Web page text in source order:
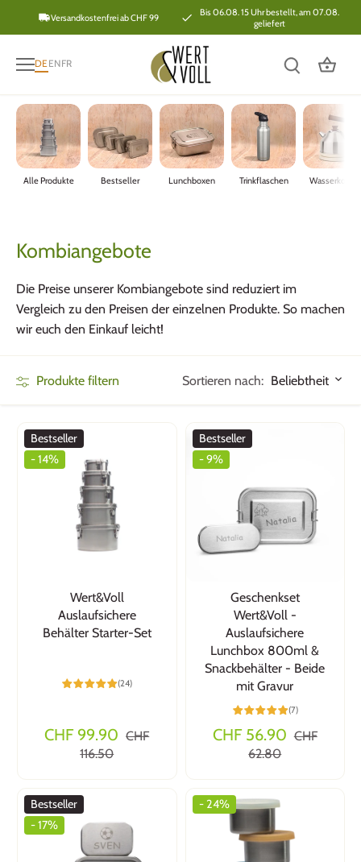
Versandkostenfrei ab CHF 99
Bis 06.08. 15 Uhr bestellt, am 07.08.
geliefert
DEENFR
Alle Produkte Bestseller Lunchboxen Trinkflaschen Wasserkocher
Kombiangebote
Die Preise unserer Kombiangebote sind reduziert im
Vergleich zu den Preisen der einzelnen Produkte. So machen
wir euch den Einkauf leicht!
Produkte filtern Sortieren nach: Beliebtheit
Bestseller
- 14%
Wert&Voll
Auslaufsichere
Behälter Starter-Set
(24)
CHF 99.90 CHF
116.50
Bestseller
- 9%
Geschenkset
Wert&Voll -
Auslaufsichere
Lunchbox 800ml &
Snackbehälter - Beide
mit Gravur
(7)
CHF 56.90 CHF
62.80
Bestseller
- 17%
- 24%